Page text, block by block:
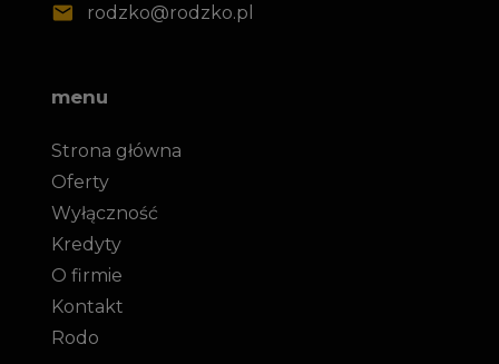
rodzko@rodzko.pl
menu
Strona główna
Oferty
Wyłączność
Kredyty
O firmie
Kontakt
Rodo